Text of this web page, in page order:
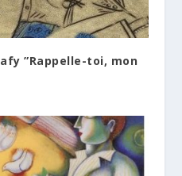
”Rappelle-toi, mon